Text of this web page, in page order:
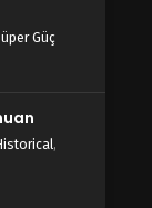
Güç
,